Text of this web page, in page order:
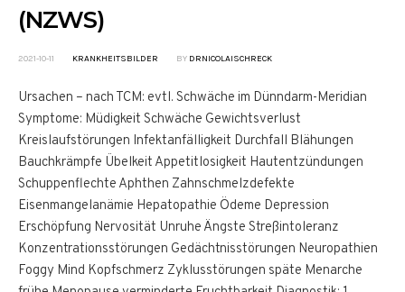
(NZWS)
2021-10-11 KRANKHEITSBILDER BY DRNICOLAISCHRECK
Ursachen – nach TCM: evtl. Schwäche im Dünndarm-Meridian
Symptome: Müdigkeit Schwäche Gewichtsverlust
Kreislaufstörungen Infektanfälligkeit Durchfall Blähungen
Bauchkrämpfe Übelkeit Appetitlosigkeit Hautentzündungen
Schuppenflechte Aphthen Zahnschmelzdefekte
Eisenmangelanämie Hepatopathie Ödeme Depression
Erschöpfung Nervosität Unruhe Ängste Streßintoleranz
Konzentrationsstörungen Gedächtnisstörungen Neuropathien
Foggy Mind Kopfschmerz Zyklusstörungen späte Menarche